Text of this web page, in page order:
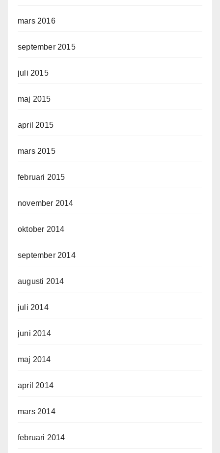
mars 2016
september 2015
juli 2015
maj 2015
april 2015
mars 2015
februari 2015
november 2014
oktober 2014
september 2014
augusti 2014
juli 2014
juni 2014
maj 2014
april 2014
mars 2014
februari 2014